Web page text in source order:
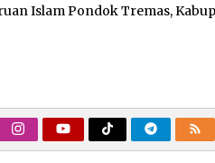
Islam Pondok Tremas,